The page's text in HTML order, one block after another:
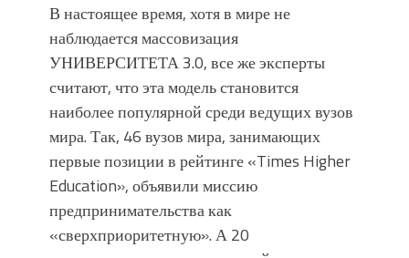
В настоящее время, хотя в мире не
наблюдается массовизация
УНИВЕРСИТЕТА 3.0, все же эксперты
считают, что эта модель становится
наиболее популярной среди ведущих вузов
мира. Так, 46 вузов мира, занимающих
первые позиции в рейтинге «Times Higher
Education», объявили миссию
предпринимательства как
«сверхприоритетную». А 20